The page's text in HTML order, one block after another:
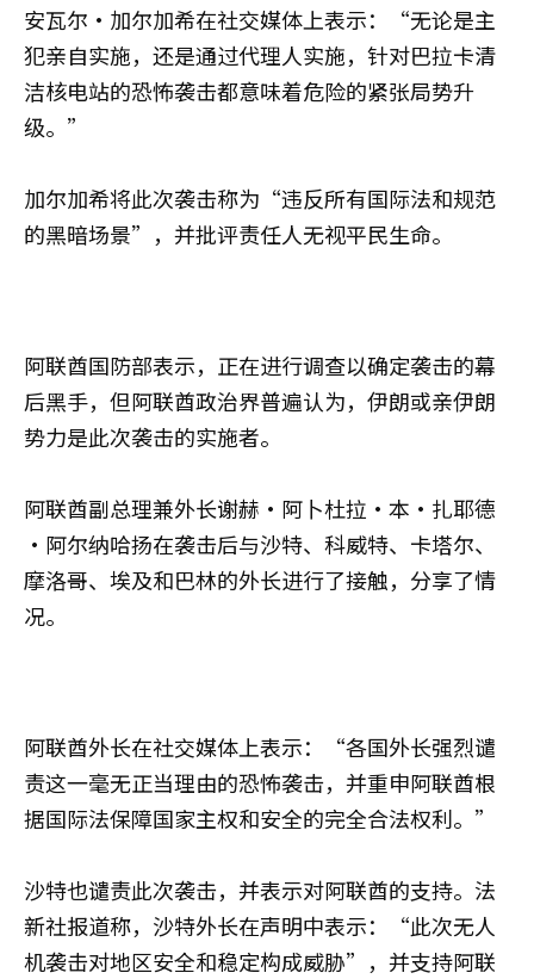
安瓦尔·加尔加希在社交媒体上表示：“无论是主
犯亲自实施，还是通过代理人实施，针对巴拉卡清
洁核电站的恐怖袭击都意味着危险的紧张局势升
级。”
加尔加希将此次袭击称为“违反所有国际法和规范
的黑暗场景”，并批评责任人无视平民生命。
阿联酋国防部表示，正在进行调查以确定袭击的幕
后黑手，但阿联酋政治界普遍认为，伊朗或亲伊朗
势力是此次袭击的实施者。
阿联酋副总理兼外长谢赫·阿卜杜拉·本·扎耶德
·阿尔纳哈扬在袭击后与沙特、科威特、卡塔尔、
摩洛哥、埃及和巴林的外长进行了接触，分享了情
况。
阿联酋外长在社交媒体上表示：“各国外长强烈谴
责这一毫无正当理由的恐怖袭击，并重申阿联酋根
据国际法保障国家主权和安全的完全合法权利。”
沙特也谴责此次袭击，并表示对阿联酋的支持。法
新社报道称，沙特外长在声明中表示：“此次无人
机袭击对地区安全和稳定构成威胁”，并支持阿联